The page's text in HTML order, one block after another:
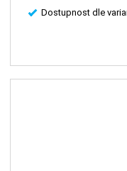
Dostupnost dle